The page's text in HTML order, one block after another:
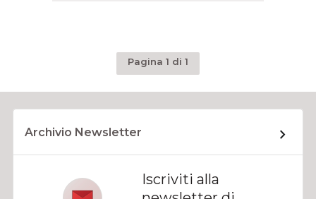
Pagina 1 di 1
Archivio Newsletter
Iscriviti alla